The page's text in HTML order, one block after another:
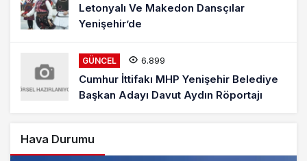
Letonyalı Ve Makedon Dansçılar
Yenişehir’de
GÜNCEL 6.899
Cumhur İttifakı MHP Yenişehir Belediye
Başkan Adayı Davut Aydın Röportajı
Hava Durumu